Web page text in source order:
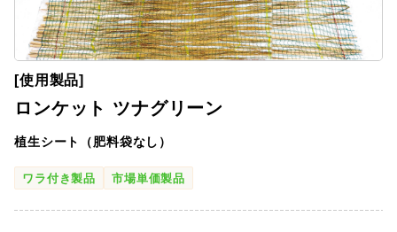
[使用製品]
ロンケット ツナグリーン
植生シート（肥料袋なし）
ワラ付き製品 市場単価製品